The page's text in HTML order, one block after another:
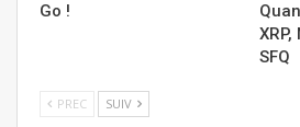
Go !
XRP,
SFQ
PREC SUIV